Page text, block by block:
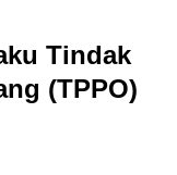
Tindak
(TPPO)